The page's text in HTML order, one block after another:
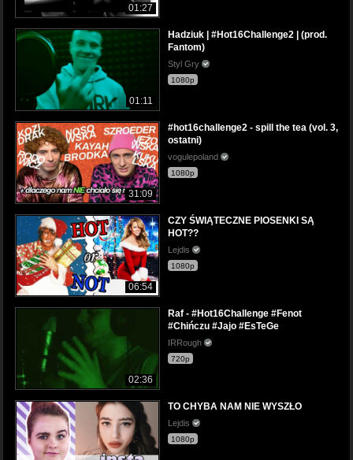
01:27
01:11
Hadziuk | #Hot16Challenge2 | (prod.
Fantom)
Styl Gry
1080p
31:09
#hot16challenge2 - spill the tea (vol. 3,
ostatni)
vogulepoland
1080p
06:54
CZY ŚWIĄTECZNE PIOSENKI SĄ
HOT??
Lejdis
1080p
02:36
Raf - #Hot16Challenge #Fenot
#Chińczu #Jajo #EsTeGe
IRRough
720p
TO CHYBA NAM NIE WYSZŁO
Lejdis
1080p